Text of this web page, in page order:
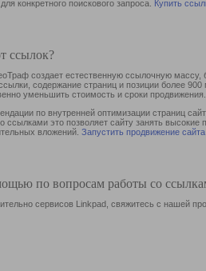
конкретного поискового запроса. Купить
ссылок?
создает естественную ссылочную
содержание страниц и позиции более
уменьшить стоимость и сроки продвижения.
по внутренней оптимизации страниц
ссылками это позволяет сайту занять
вложений. Запустить продвижение сайта
по вопросам работы со
сервисов Linkpad, свяжитесь с нашей